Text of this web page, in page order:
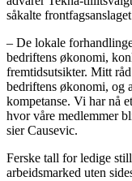
såkalte
– De lokale
bedriftens økonomi,
fremtidsutsikter. Mitt
bedriftens økonomi, og
kompetanse. Vi har nå
hvor våre medlemmer
sier Causevic.
Ferske tall for ledige
arbeidsmarked uten